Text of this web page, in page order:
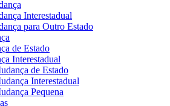
Interestadual
para Outro Estado
de Estado
Interestadual
de Estado
Interestadual
Pequena